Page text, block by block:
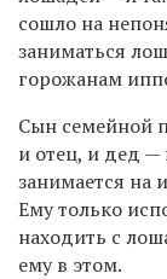
сошло на
заниматься
горожанам
Сын семейной
и отец, и дед —
занимается на
Ему только
находить с
ему в этом.